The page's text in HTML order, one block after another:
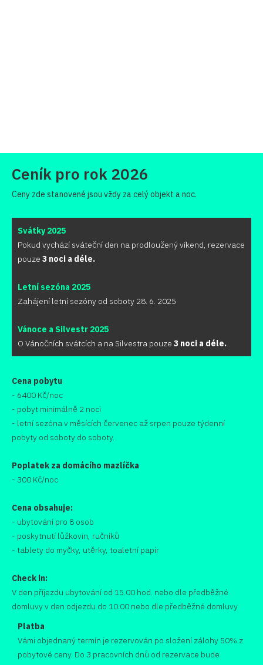
Ceník pro rok 2026
Ceny zde stanovené jsou vždy za celý objekt a noc.
Svátky 2025
Pokud vychází sváteční den na prodloužený víkend, rezervace
pouze 3 noci a déle.
Letní sezóna 2025
Zahájení letní sezóny od soboty 28. 6. 2025
Vánoce a Silvestr 2025
O Vánočních svátcích a na Silvestra pouze 3 noci a déle.
Cena pobytu
- 6400 Kč/noc
- pobyt minimálně 2 noci
- letní sezóna v měsících červenec až srpen pouze týdenní
pobyty od soboty do soboty.
Poplatek za domácího mazlíčka
- 300 Kč/noc
Cena obsahuje:
- ubytování pro 8 osob
- poskytnutí lůžkovin, ručníků
- tablety do myčky, utěrky, toaletní papír
Check in:
V den příjezdu ubytování od 15.00 hod. nebo dle předběžné
domluvy v den odjezdu do 10.00 nebo dle předběžné domluvy
Platba
Vámi objednaný termín je rezervován po složení zálohy 50% z
pobytové ceny. Do 3 pracovních dnů od rezervace bude